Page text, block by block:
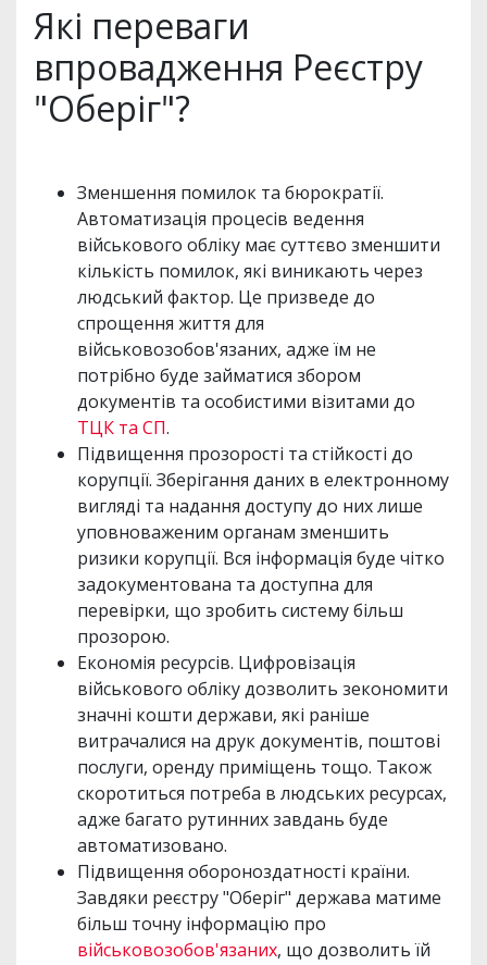
Які переваги
впровадження Реєстру
"Оберіг"?
Зменшення помилок та бюрократії.
Автоматизація процесів ведення
військового обліку має суттєво зменшити
кількість помилок, які виникають через
людський фактор. Це призведе до
спрощення життя для
військовозобов'язаних, адже їм не
потрібно буде займатися збором
документів та особистими візитами до
ТЦК та СП.
Підвищення прозорості та стійкості до
корупції. Зберігання даних в електронному
вигляді та надання доступу до них лише
уповноваженим органам зменшить
ризики корупції. Вся інформація буде чітко
задокументована та доступна для
перевірки, що зробить систему більш
прозорою.
Економія ресурсів. Цифровізація
військового обліку дозволить зекономити
значні кошти держави, які раніше
витрачалися на друк документів, поштові
послуги, оренду приміщень тощо. Також
скоротиться потреба в людських ресурсах,
адже багато рутинних завдань буде
автоматизовано.
Підвищення обороноздатності країни.
Завдяки реєстру "Оберіг" держава матиме
більш точну інформацію про
військовозобов'язаних, що дозволить їй